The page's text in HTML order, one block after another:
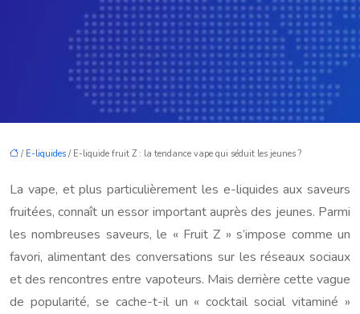
/ E-liquides / E-liquide fruit Z : la tendance vape qui séduit les jeunes ?
La vape, et plus particulièrement les e-liquides aux saveurs
fruitées, connaît un essor important auprès des jeunes. Parmi
les nombreuses saveurs, le « Fruit Z » s’impose comme un
favori, alimentant des conversations sur les réseaux sociaux
et des rencontres entre vapoteurs. Mais derrière cette vague
de popularité, se cache-t-il un « cocktail social vitaminé »